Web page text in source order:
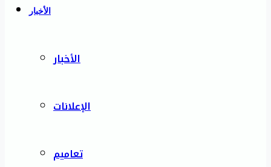
الأخبار
الأخبار
الإعلانات
تعاميم